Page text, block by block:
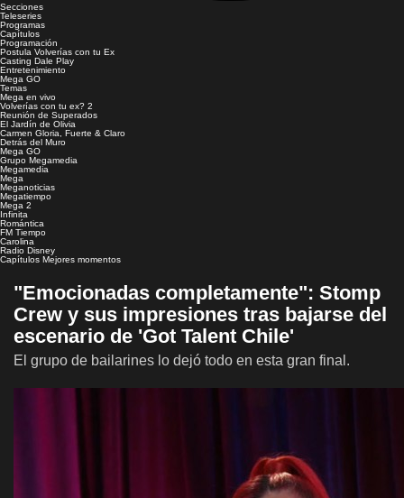
Secciones
Teleseries
Programas
Capítulos
Programación
Postula Volverías con tu Ex
Casting Dale Play
Entretenimiento
Mega GO
Temas
Mega en vivo
Volverías con tu ex? 2
Reunión de Superados
El Jardín de Olivia
Carmen Gloria, Fuerte & Claro
Detrás del Muro
Mega GO
Grupo Megamedia
Megamedia
Mega
Meganoticias
Megatiempo
Mega 2
Infinita
Romántica
FM Tiempo
Carolina
Radio Disney
Capítulos Mejores momentos
"Emocionadas completamente": Stomp
Crew y sus impresiones tras bajarse del
escenario de 'Got Talent Chile'
El grupo de bailarines lo dejó todo en esta gran final.